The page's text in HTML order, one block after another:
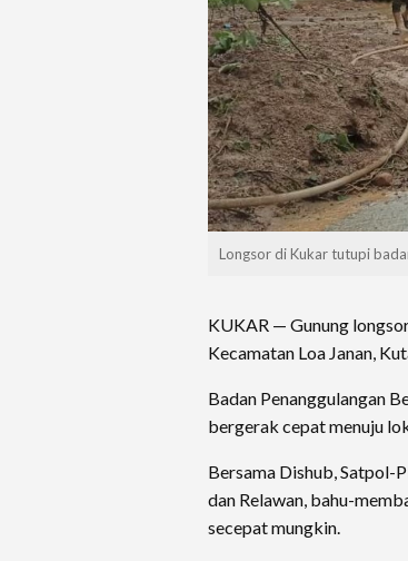
Longsor di Kukar tutupi
KUKAR — Gunung
Kecamatan Loa Janan,
Badan Penanggulangan
bergerak cepat menuju
Bersama Dishub, Satpol-
dan Relawan, bahu-
secepat mungkin.